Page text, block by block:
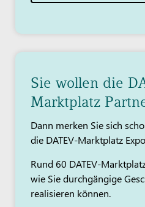
Sie wollen die
Marktplatz
Dann merken Sie sich
die DATEV-Marktplatz
Rund 60 DATEV-
wie Sie durchgängige
realisieren können.